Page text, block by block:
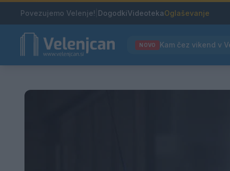
Povezujemo Velenje! DogodkiVideotekaOglaševanje
NOVO